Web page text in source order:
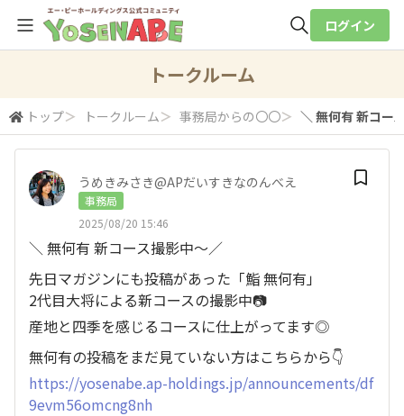
検索
ログイン
トークルーム
トップ＞ トークルーム＞ 事務局からの〇〇＞ ＼ 無何有 新コー
うめきみさき@APだいすきなのんべえ
事務局
2025/08/20 15:46
＼ 無何有 新コース撮影中〜／
先日マガジンにも投稿があった「鮨 無何有」
2代目大将による新コースの撮影中📷
産地と四季を感じるコースに仕上がってます◎
無何有の投稿をまだ見ていない方はこちらから👇
https://yosenabe.ap-holdings.jp/announcements/df
9evm56omcng8nh